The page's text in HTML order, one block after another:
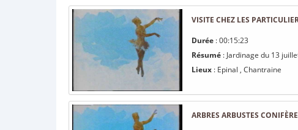
VISITE CHEZ LES
Durée : 00:15:23
Résumé : Jardinage du 13
Lieux : Epinal , Chantraine
ARBRES ARBUSTES